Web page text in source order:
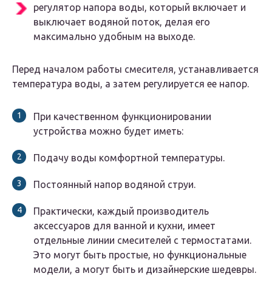
регулятор напора воды, который включает и
выключает водяной поток, делая его
максимально удобным на выходе.
Перед началом работы смесителя, устанавливается
температура воды, а затем регулируется ее напор.
При качественном функционировании
устройства можно будет иметь:
Подачу воды комфортной температуры.
Постоянный напор водяной струи.
Практически, каждый производитель
аксессуаров для ванной и кухни, имеет
отдельные линии смесителей с термостатами.
Это могут быть простые, но функциональные
модели, а могут быть и дизайнерские шедевры.